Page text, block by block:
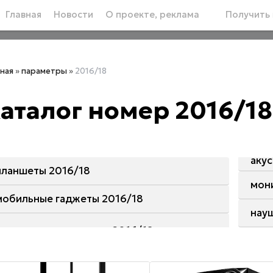
Главная Новости О проекте, реклама Получить
»параметры » 2016/18
номер 2016/18
2016/18
гаджеты 2016/18